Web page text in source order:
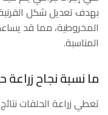
بهدف تعديل شكل القرنية
المخروطية، مما قد
المناسبة.
ما نسبة نجاح زراعة
تعطي زراعة الحلقات